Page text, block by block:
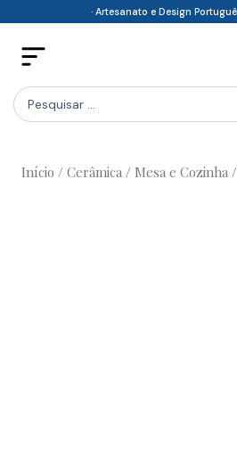
content
· Artesanato e Design
Search
...
Início / Cerâmica / Mesa e Cozinha